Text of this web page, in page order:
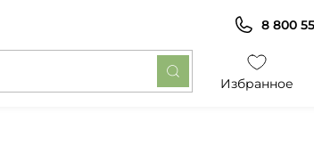
8 800
Избранное